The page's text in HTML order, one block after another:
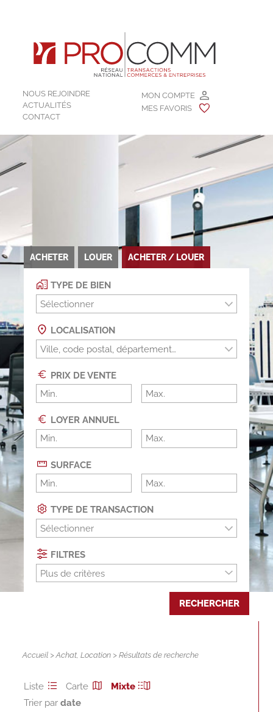
MON COMPTE
MES FAVORIS
NOUS REJOINDRE
ACTUALITÉS
CONTACT
ACHETER LOUER ACHETER / LOUER
TYPE DE BIEN
Sélectionner
LOCALISATION
PRIX DE VENTE
LOYER ANNUEL
SURFACE
TYPE DE TRANSACTION
Sélectionner
FILTRES
Plus de critères
RECHERCHER
Accueil >Achat,Location > Résultats de recherche
Liste Carte
Mixte
Trier par